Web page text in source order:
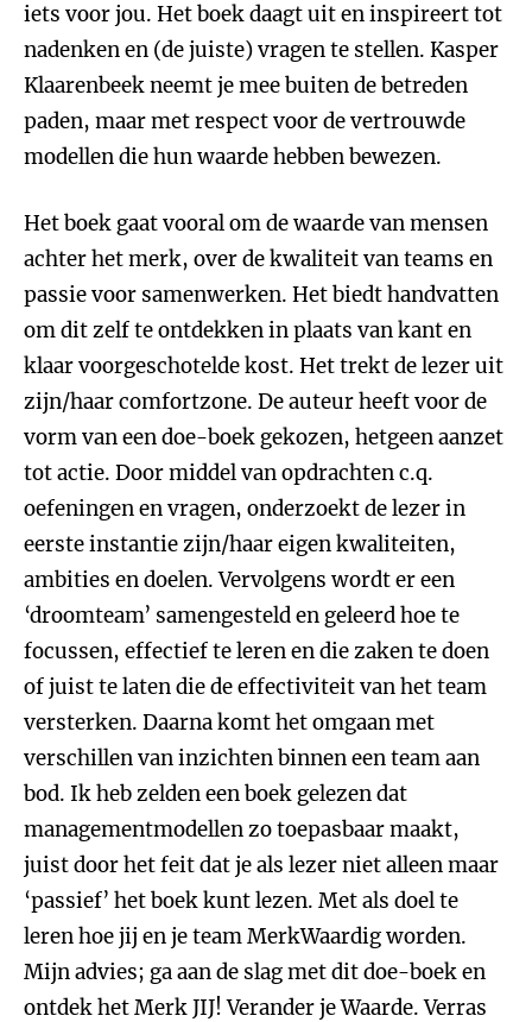
iets voor jou. Het boek daagt uit en inspireert tot
nadenken en (de juiste) vragen te stellen. Kasper
Klaarenbeek neemt je mee buiten de betreden
paden, maar met respect voor de vertrouwde
modellen die hun waarde hebben bewezen.
Het boek gaat vooral om de waarde van mensen
achter het merk, over de kwaliteit van teams en
passie voor samenwerken. Het biedt handvatten
om dit zelf te ontdekken in plaats van kant en
klaar voorgeschotelde kost. Het trekt de lezer uit
zijn/haar comfortzone. De auteur heeft voor de
vorm van een doe-boek gekozen, hetgeen aanzet
tot actie. Door middel van opdrachten c.q.
oefeningen en vragen, onderzoekt de lezer in
eerste instantie zijn/haar eigen kwaliteiten,
ambities en doelen. Vervolgens wordt er een
‘droomteam’ samengesteld en geleerd hoe te
focussen, effectief te leren en die zaken te doen
of juist te laten die de effectiviteit van het team
versterken. Daarna komt het omgaan met
verschillen van inzichten binnen een team aan
bod. Ik heb zelden een boek gelezen dat
managementmodellen zo toepasbaar maakt,
juist door het feit dat je als lezer niet alleen maar
‘passief’ het boek kunt lezen. Met als doel te
leren hoe jij en je team MerkWaardig worden.
Mijn advies; ga aan de slag met dit doe-boek en
ontdek het Merk JIJ! Verander je Waarde. Verras